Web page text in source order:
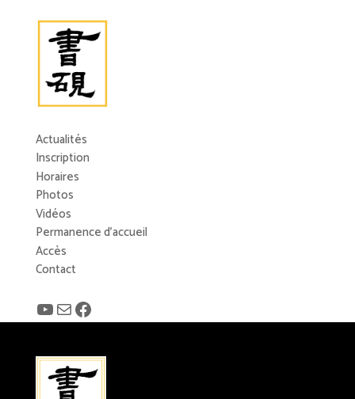
Actualités
Inscription
Horaires
Photos
Vidéos
Permanence d’accueil
Accès
Contact
YouTube
E-mailFacebook